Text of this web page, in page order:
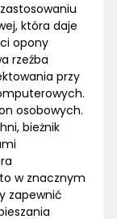
która daje
opony
rzeźba
przy
osobowych.
bieżnik
w znacznym
zapewnić